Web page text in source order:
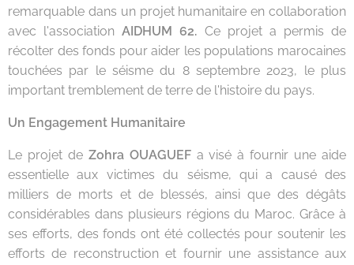
remarquable dans un projet humanitaire en collaboration
avec l'associationAIDHUM 62. Ce projet a permis de
récolter des fonds pour aider les populations marocaines
touchées par le séisme du 8 septembre 2023, le plus
important tremblement de terre de l'histoire du pays.
Un Engagement Humanitaire
Le projet de Zohra OUAGUEFa visé à fournir une aide
essentielle aux victimes du séisme, qui a causé des
milliers de morts et de blessés, ainsi que des dégâts
considérables dans plusieurs régions du Maroc. Grâce à
ses efforts, des fonds ont été collectés pour soutenir les
efforts de reconstruction et fournir une assistance aux